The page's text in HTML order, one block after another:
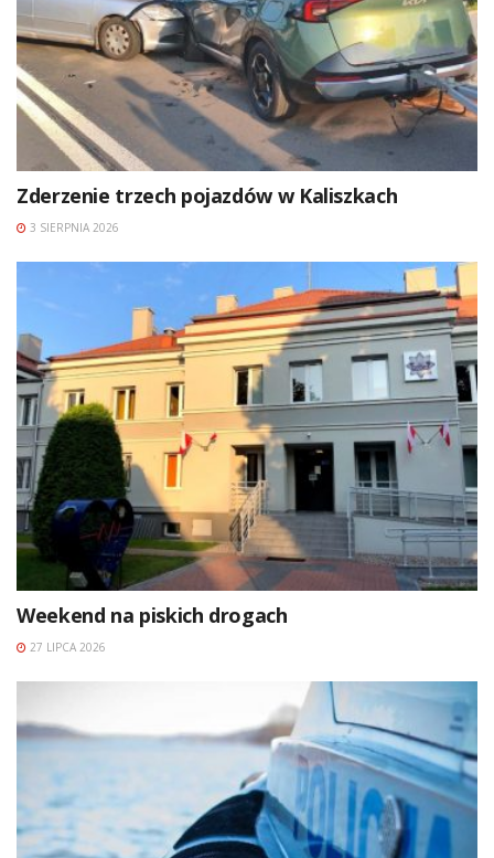
Zderzenie trzech pojazdów w Kaliszkach
3 SIERPNIA 2026
Weekend na piskich drogach
27 LIPCA 2026